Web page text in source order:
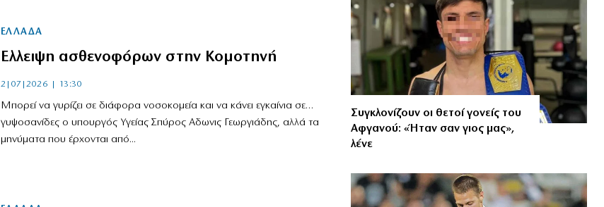
ΕΛΛΑΔΑ
Ελλειψη ασθενοφόρων στην Κομοτηνή
2|07|2026 | 13:30
Μπορεί να γυρίζει σε διάφορα νοσοκομεία και να κάνει εγκαίνια σε…
γυψοσανίδες ο υπουργός Υγείας Σπύρος Αδωνις Γεωργιάδης, αλλά τα
μηνύματα που έρχονται από...
Συγκλονίζουν οι θετοί γονείς του
Αφγανού: «Ήταν σαν γιος μας»,
λένε